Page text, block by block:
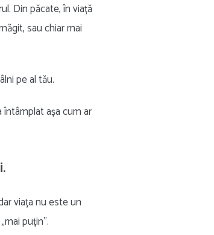
Din păcate, în viață
sau chiar mai
pe al tău.
așa cum ar
viața nu este un
puțin”.